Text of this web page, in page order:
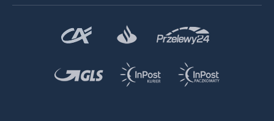
ale również doskonale odzwierciedla osobowość rowerzysty.
Smootape zostały podzielone na cztery kategorie:Corsa
Controllo iClassica.
Waga : 50g